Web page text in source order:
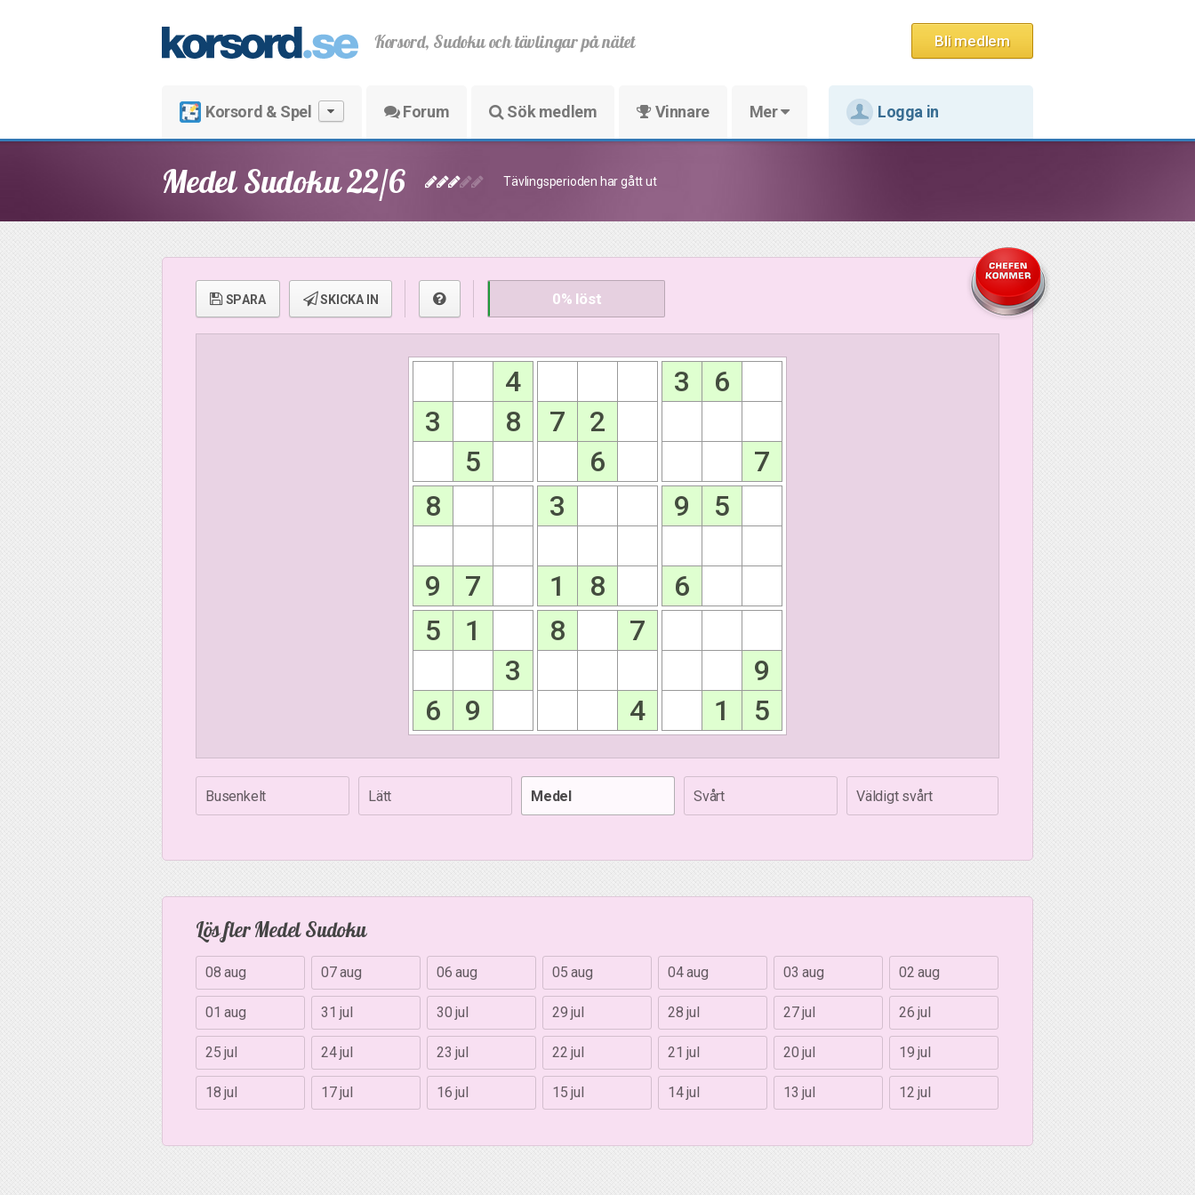
Bli medlem
Korsord, Sudoku och tävlingar på nätet
Korsord & Spel Forum Sök medlem Vinnare Mer Logga in
Medel Sudoku 22/6 Tävlingsperioden har gått ut
SPARA SKICKA IN 0% löst
4 3
6
3
8 7
2
5
6
7
8
3 9 5
9 7 1 8
6
5
1 8
7
3
9
6
9 4 1 5
Busenkelt Lätt Medel Svårt Väldigt svårt
Lös fler Medel Sudoku
08 aug 07 aug 06 aug 05 aug 04 aug 03 aug 02 aug
01 aug 31 jul 30 jul 29 jul 28 jul 27 jul 26 jul
25 jul 24 jul 23 jul 22 jul 21 jul 20 jul 19 jul
18 jul 17 jul 16 jul 15 jul 14 jul 13 jul 12 jul